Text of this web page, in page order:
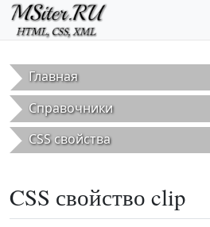
Перейти к основному содержанию
Главная
Справочники
CSS свойства
CSS свойство clip